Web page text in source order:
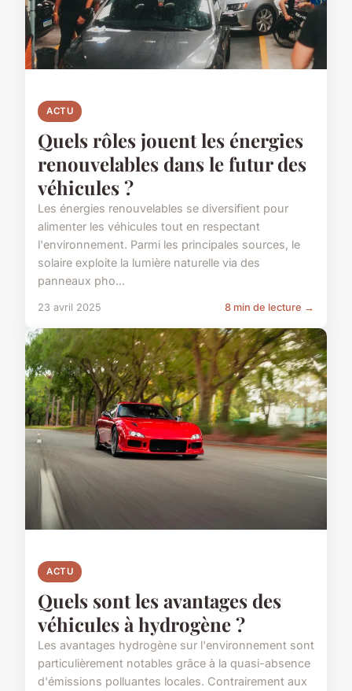
ACTU
Quels rôles jouent les énergies
renouvelables dans le futur des
véhicules ?
Les énergies renouvelables se diversifient pour
alimenter les véhicules tout en respectant
l'environnement. Parmi les principales sources, le
solaire exploite la lumière naturelle via des
panneaux pho...
23 avril 2025 8 min de lecture →
ACTU
Quels sont les avantages des
véhicules à hydrogène ?
Les avantages hydrogène sur l'environnement sont
particulièrement notables grâce à la quasi-absence
d'émissions polluantes locales. Contrairement aux